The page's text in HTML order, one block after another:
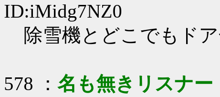
ID:iMidg7NZ0
除雪機とどこでもド
578 ： 名も無きリスナー